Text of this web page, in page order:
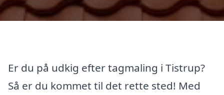
Er du på udkig efter tagmaling i Tistrup?
Så er du kommet til det rette sted! Med